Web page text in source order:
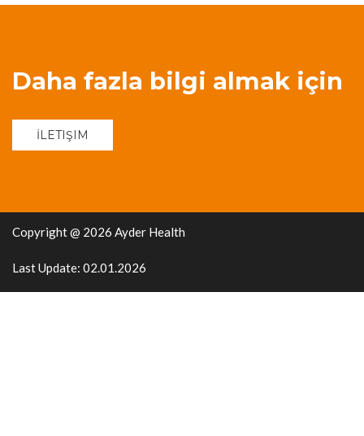
Daha fazla bilgi almak için
İLETIŞIM
Copyright @ 2026 Ayder Health
Last Update: 02.01.2026